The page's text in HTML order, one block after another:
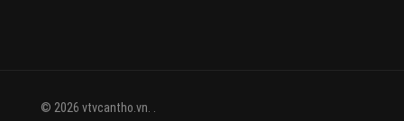
© 2026 vtvcantho.vn. .